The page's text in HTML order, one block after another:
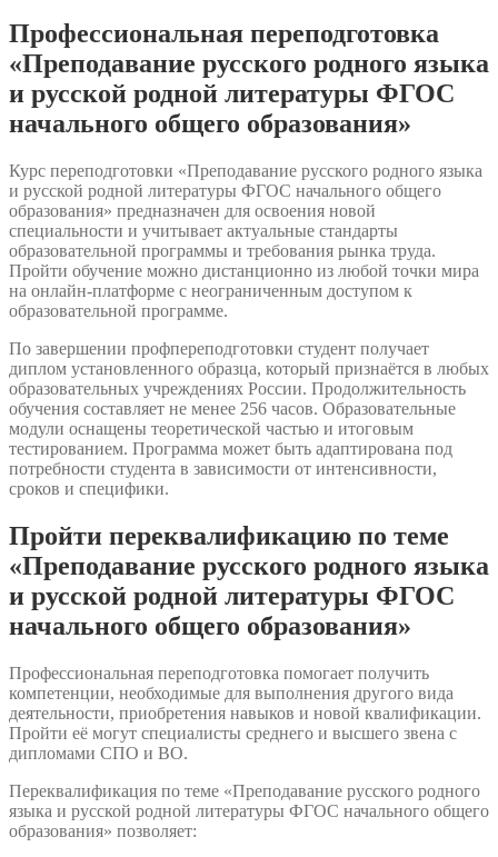
русской
родной
литературы
ФГОС
начального
общего
Профессиональная переподготовка
«Преподавание русского родного языка
и русской родной литературы ФГОС
начального общего образования»
Курс переподготовки «Преподавание русского родного языка
и русской родной литературы ФГОС начального общего
образования» предназначен для освоения новой
специальности и учитывает актуальные стандарты
образовательной программы и требования рынка труда.
Пройти обучение можно дистанционно из любой точки мира
на онлайн-платформе с неограниченным доступом к
образовательной программе.
По завершении профпереподготовки студент получает
диплом установленного образца, который признаётся в любых
образовательных учреждениях России. Продолжительность
обучения составляет не менее 256 часов. Образовательные
модули оснащены теоретической частью и итоговым
тестированием. Программа может быть адаптирована под
потребности студента в зависимости от интенсивности,
сроков и специфики.
Пройти переквалификацию по теме
«Преподавание русского родного языка
и русской родной литературы ФГОС
начального общего образования»
Профессиональная переподготовка помогает получить
компетенции, необходимые для выполнения другого вида
деятельности, приобретения навыков и новой квалификации.
Пройти её могут специалисты среднего и высшего звена с
дипломами СПО и ВО.
Переквалификация по теме «Преподавание русского родного
языка и русской родной литературы ФГОС начального общего
образования» позволяет: